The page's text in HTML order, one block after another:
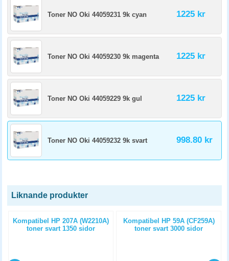
Toner NO Oki 44059231 9k cyan 1225 kr
Toner NO Oki 44059230 9k magenta 1225 kr
Toner NO Oki 44059229 9k gul 1225 kr
Toner NO Oki 44059232 9k svart 998.80 kr
Liknande produkter
Kompatibel HP 207A (W2210A)
toner svart 1350 sidor
Kompatibel HP 59A (CF259A)
toner svart 3000 sidor